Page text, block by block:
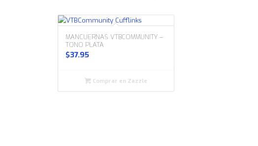
MANCUERNAS VTBCOMMUNITY –
TONO PLATA
$37.95
Comprar en Zazzle